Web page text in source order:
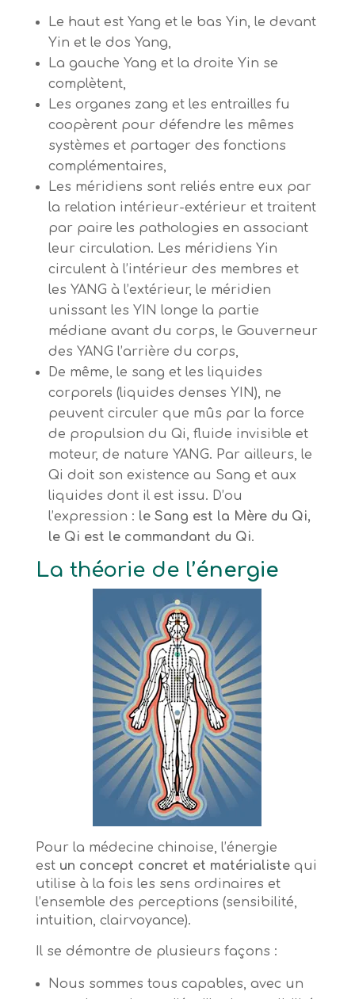
Le haut est Yang et le bas Yin, le devant
Yin et le dos Yang,
La gauche Yang et la droite Yin se
complètent,
Les organes zang et les entrailles fu
coopèrent pour défendre les mêmes
systèmes et partager des fonctions
complémentaires,
Les méridiens sont reliés entre eux par
la relation intérieur-extérieur et traitent
par paire les pathologies en associant
leur circulation. Les méridiens Yin
circulent à l’intérieur des membres et
les YANG à l’extérieur, le méridien
unissant les YIN longe la partie
médiane avant du corps, le Gouverneur
des YANG l’arrière du corps,
De même, le sang et les liquides
corporels (liquides denses YIN), ne
peuvent circuler que mûs par la force
de propulsion du Qi, fluide invisible et
moteur, de nature YANG. Par ailleurs, le
Qi doit son existence au Sang et aux
liquides dont il est issu. D’ou
l’expression : le Sang est la Mère du Qi,
le Qi est le commandant du Qi.
La théorie de l’énergie
Pour la médecine chinoise, l’énergie
est un concept concret et matérialiste qui
utilise à la fois les sens ordinaires et
l’ensemble des perceptions (sensibilité,
intuition, clairvoyance).
Il se démontre de plusieurs façons :
Nous sommes tous capables, avec un